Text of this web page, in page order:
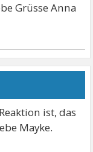
Grüsse Anna
ist, das
Mayke.